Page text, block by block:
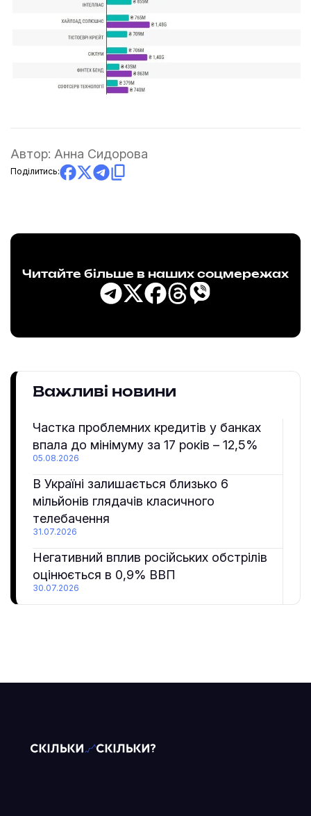
Автор: Анна Сидорова
Поділитись:
Читайте більше в наших соцмережах
Важливі новини
Частка проблемних кредитів у банках
впала до мінімуму за 17 років – 12,5%
05.08.2026
В Україні залишається близько 6
мільйонів глядачів класичного
телебачення
31.07.2026
Негативний вплив російських обстрілів
оцінюється в 0,9% ВВП
30.07.2026